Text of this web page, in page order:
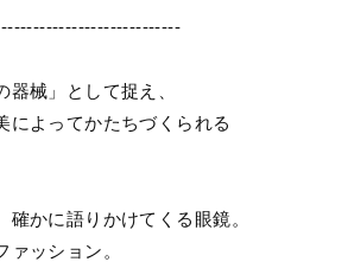
器械」として捉え、
によってかたちづくられる
確かに語りかけてくる眼鏡。
ッション。